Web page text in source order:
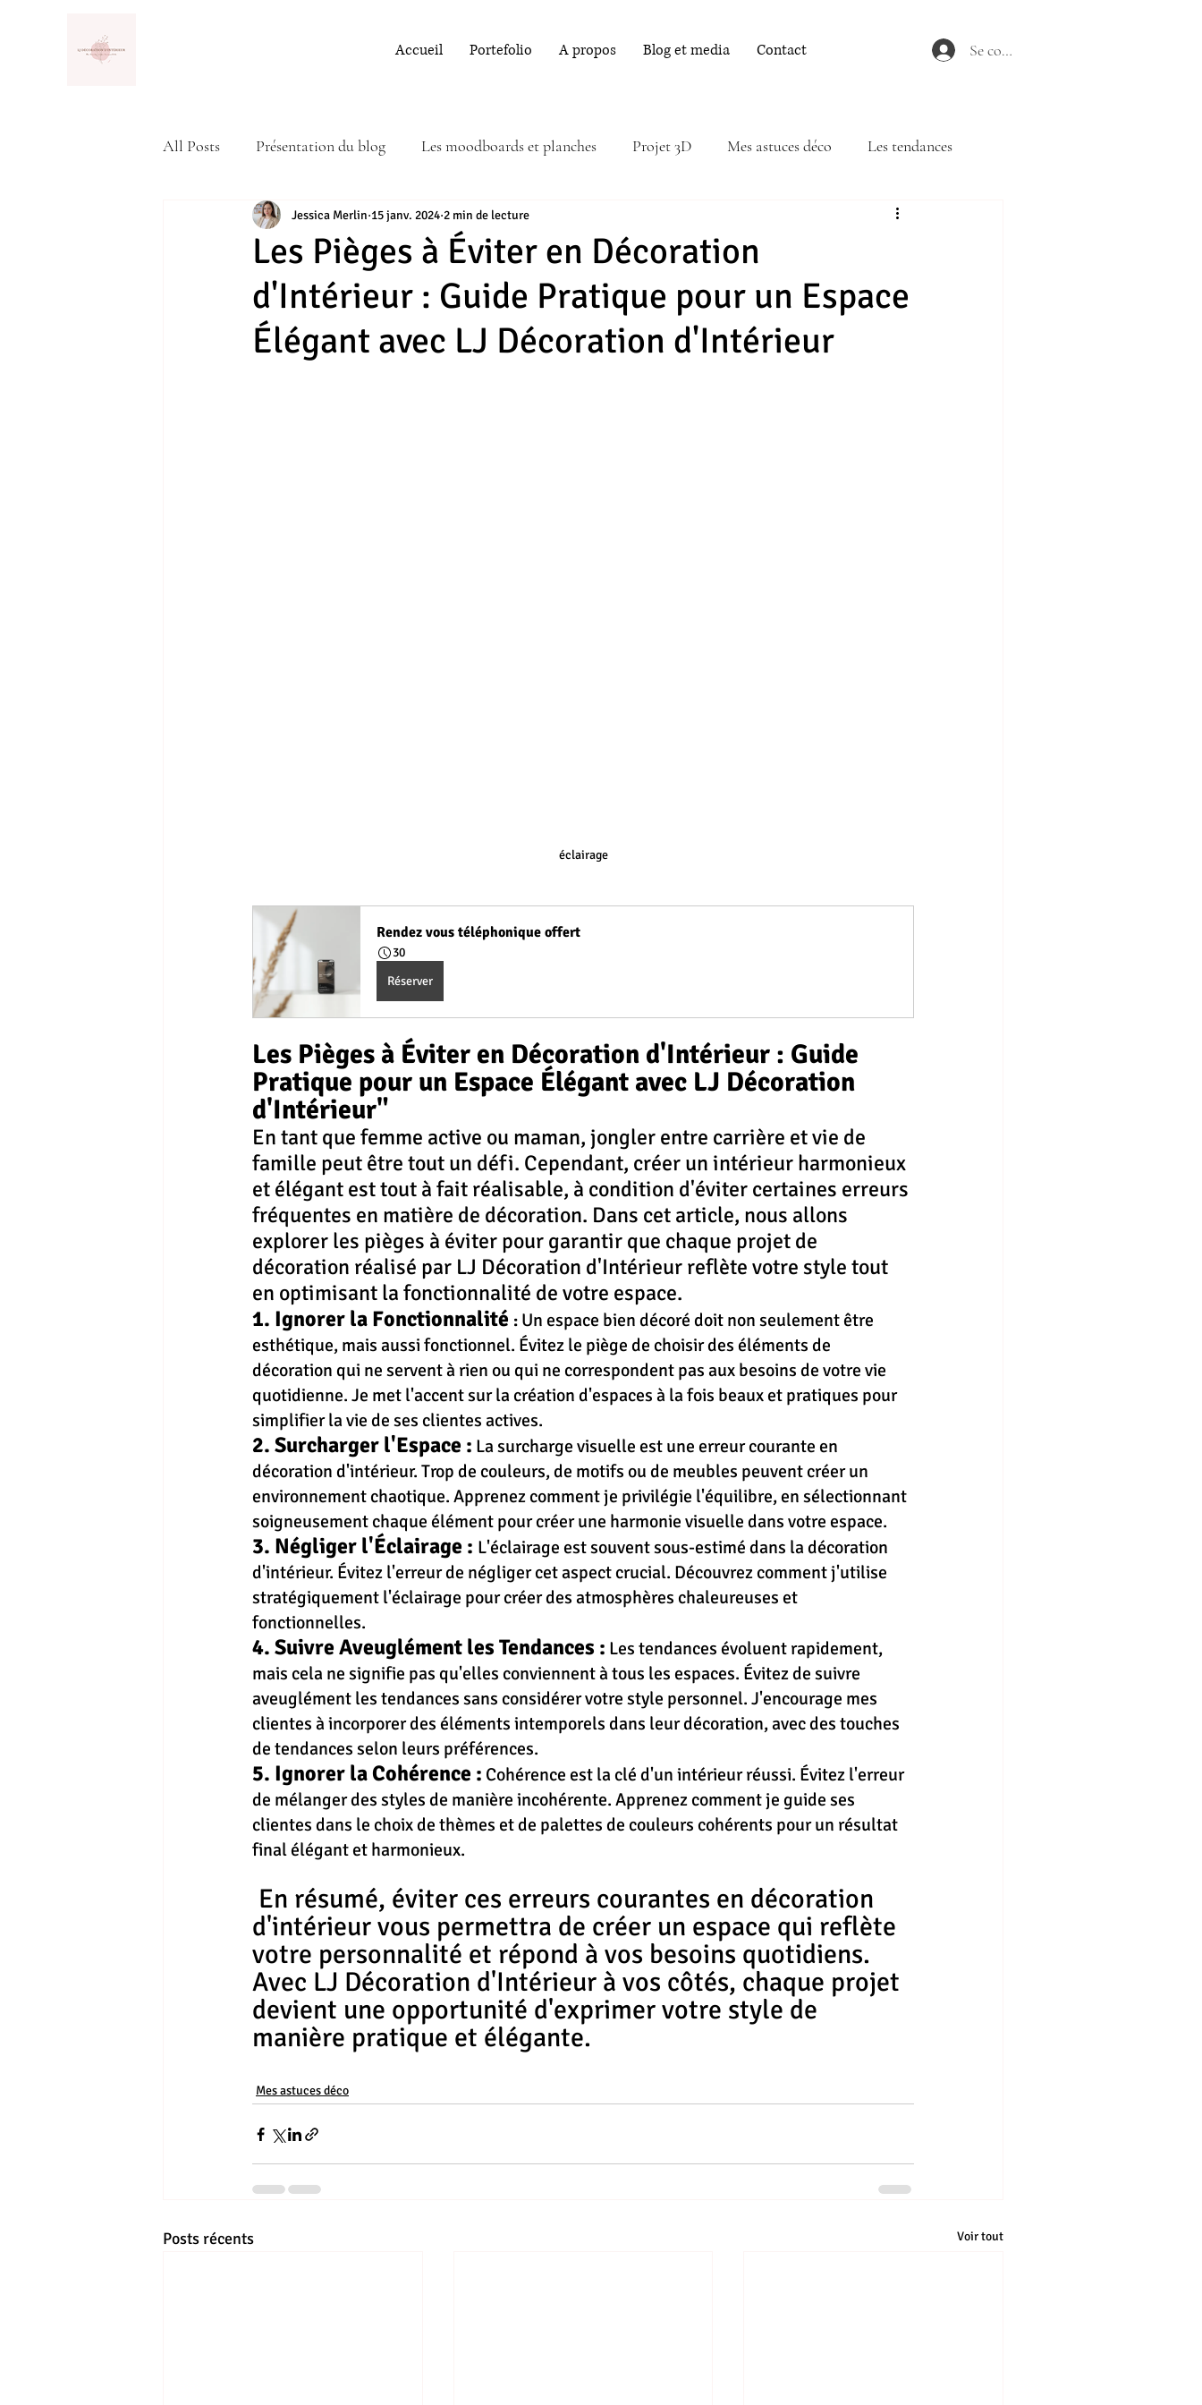
Accueil Portefolio A propos Blog et media Contact Se connecter
All Posts Présentation du blog Les moodboards et planches Projet 3D Mes astuces déco Les tendances
Actualité
Les Pièges à Éviter en Décoration
d'Intérieur : Guide Pratique pour un Espace
Élégant avec LJ Décoration d'Intérieur
Jessica Merlin 15 janv. 2024 2 min de lecture
éclairage
Rendez vous téléphonique offert
30
Réserver
Les Pièges à Éviter en Décoration d'Intérieur : Guide
Pratique pour un Espace Élégant avec LJ Décoration
d'Intérieur"
En tant que femme active ou maman, jongler entre carrière et vie de
famille peut être tout un défi. Cependant, créer un intérieur harmonieux
et élégant est tout à fait réalisable, à condition d'éviter certaines erreurs
fréquentes en matière de décoration. Dans cet article, nous allons
explorer les pièges à éviter pour garantir que chaque projet de
décoration réalisé par LJ Décoration d'Intérieur reflète votre style tout
en optimisant la fonctionnalité de votre espace.
1. Ignorer la Fonctionnalité : Un espace bien décoré doit non seulement être
esthétique, mais aussi fonctionnel. Évitez le piège de choisir des éléments de
décoration qui ne servent à rien ou qui ne correspondent pas aux besoins de votre vie
quotidienne. Je met l'accent sur la création d'espaces à la fois beaux et pratiques pour
simplifier la vie de ses clientes actives.
2. Surcharger l'Espace : La surcharge visuelle est une erreur courante en
décoration d'intérieur. Trop de couleurs, de motifs ou de meubles peuvent créer un
environnement chaotique. Apprenez comment je privilégie l'équilibre, en sélectionnant
soigneusement chaque élément pour créer une harmonie visuelle dans votre espace.
3. Négliger l'Éclairage : L'éclairage est souvent sous-estimé dans la décoration
d'intérieur. Évitez l'erreur de négliger cet aspect crucial. Découvrez comment j'utilise
stratégiquement l'éclairage pour créer des atmosphères chaleureuses et
fonctionnelles.
4. Suivre Aveuglément les Tendances : Les tendances évoluent rapidement,
mais cela ne signifie pas qu'elles conviennent à tous les espaces. Évitez de suivre
aveuglément les tendances sans considérer votre style personnel. J'encourage mes
clientes à incorporer des éléments intemporels dans leur décoration, avec des touches
de tendances selon leurs préférences.
5. Ignorer la Cohérence : Cohérence est la clé d'un intérieur réussi. Évitez l'erreur
de mélanger des styles de manière incohérente. Apprenez comment je guide ses
clientes dans le choix de thèmes et de palettes de couleurs cohérents pour un résultat
final élégant et harmonieux.
d'intérieur vous permettra de créer un espace qui reflète
votre personnalité et répond à vos besoins quotidiens.
Avec LJ Décoration d'Intérieur à vos côtés, chaque projet
devient une opportunité d'exprimer votre style de
manière pratique et élégante.
Mes astuces déco
Posts récents Voir tout